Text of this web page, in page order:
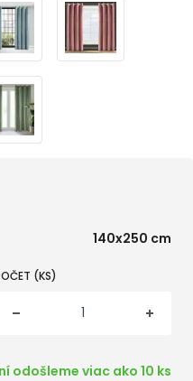
140x250 cm
(KS)
odošleme viac ako 10 ks